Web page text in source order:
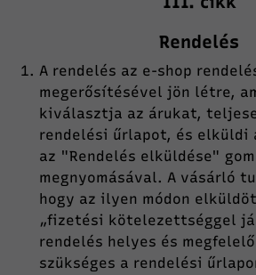
Rendelés
A rendelés az e-shop
megerősítésével jön létre,
kiválasztja az árukat,
rendelési űrlapot, és elküldi
az "Rendelés elküldése"
megnyomásával. A vásárló
hogy az ilyen módon
„fizetési kötelezettséggel
rendelés helyes és
szükséges a rendelési